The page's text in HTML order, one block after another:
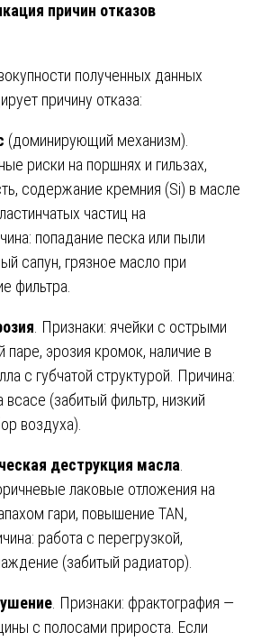
причин отказов
полученных данных
причину отказа:
(доминирующий механизм).
риски на поршнях и гильзах,
содержание кремния (Si) в масле
частиц на
попадание песка или пыли
сапун, грязное масло при
фильтра.
. Признаки: ячейки с острыми
паре, эрозия кромок, наличие в
с губчатой структурой. Причина:
всасе (забитый фильтр, низкий
воздуха).
деструкция масла.
лаковые отложения на
гари, повышение TAN,
работа с перегрузкой,
(забитый радиатор).
. Признаки: фрактография —
с полосами прироста. Если